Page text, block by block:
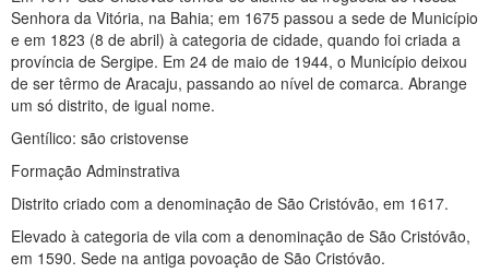
Senhora da Vitória, na Bahia; em 1675 passou a sede de Município
e em 1823 (8 de abril) à categoria de cidade, quando foi criada a
província de Sergipe. Em 24 de maio de 1944, o Município deixou
de ser têrmo de Aracaju, passando ao nível de comarca. Abrange
um só distrito, de igual nome.
Gentílico: são cristovense
Formação Adminstrativa
Distrito criado com a denominação de São Cristóvão, em 1617.
Elevado à categoria de vila com a denominação de São Cristóvão,
em 1590. Sede na antiga povoação de São Cristóvão.